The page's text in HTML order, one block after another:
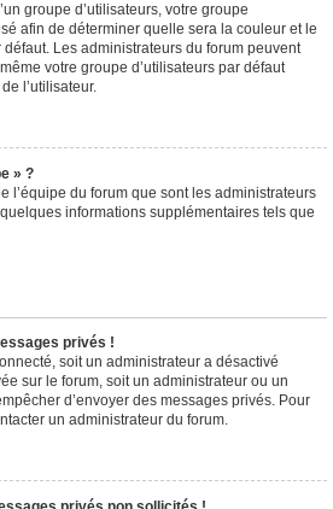
groupe d’utilisateurs, votre groupe
afin de déterminer quelle sera la couleur et le
Les administrateurs du forum peuvent
votre groupe d’utilisateurs par défaut
l’utilisateur.
» ?
l’équipe du forum que sont les administrateurs
informations supplémentaires tels que
privés !
soit un administrateur a désactivé
sur le forum, soit un administrateur ou un
d’envoyer des messages privés. Pour
un administrateur du forum.